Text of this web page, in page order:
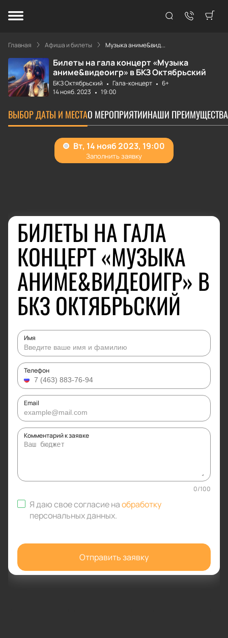
Главная Афиша и билеты Музыка аниме&вид...
Билеты на гала концерт «Музыка
аниме&видеоигр» в БКЗ Октябрьский
БКЗ Октябрьский Гала-концерт
6+
14 нояб. 2023
19:00
ВЫБОР ДАТЫ И МЕСТАО МЕРОПРИЯТИИНАШИ ПРЕИМУЩЕСТВА
БИЛЕТЫ НА ГАЛА
КОНЦЕРТ «МУЗЫКА
АНИМЕ&ВИДЕОИГР» В
БКЗ ОКТЯБРЬСКИЙ
Имя
Телефон
Email
Комментарий к заявке
0/100
Я даю свое согласие наобработку
персональных данных.
Отправить заявку